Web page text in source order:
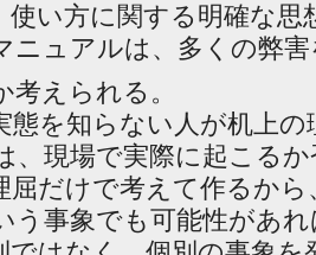
使い方に関する明確な思
ニュアルは、多くの弊
えられる。
態を知らない人が机上
、現場で実際に起こる
屈だけで考えて作るか
う事象でも可能性があ